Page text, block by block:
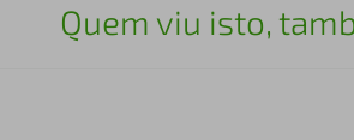
Quem viu isto,